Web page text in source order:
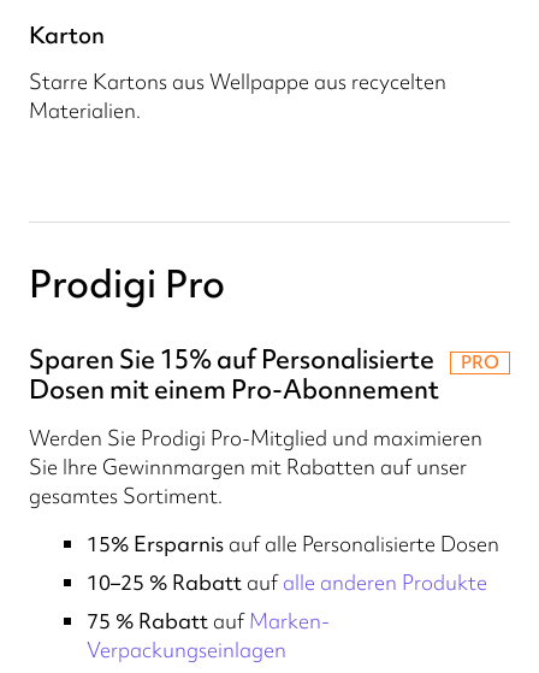
Karton
Starre Kartons aus Wellpappe aus recycelten
Materialien.
Prodigi Pro
Sparen Sie 15% auf Personalisierte
Dosen mit einem Pro-Abonnement
PRO
Werden Sie Prodigi Pro-Mitglied und maximieren
Sie Ihre Gewinnmargen mit Rabatten auf unser
gesamtes Sortiment.
15% Ersparnis auf alle Personalisierte Dosen
10–25 % Rabatt aufalle anderen Produkte
75 % Rabatt aufMarken-
Verpackungseinlagen